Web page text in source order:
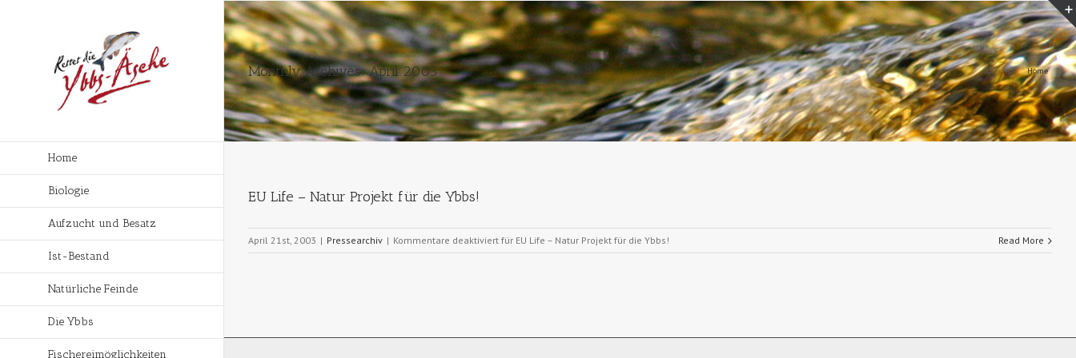
Home
Biologie
Aufzucht und Besatz
Ist-Bestand
Natürliche Feinde
Die Ybbs
Fischereimöglichkeiten
Monthly Archives:April 2003 Home
EU Life – Natur Projekt für die Ybbs!
April 21st, 2003 | Pressearchiv | Kommentare deaktiviert für EU Life – Natur Projekt für die Ybbs! Read More